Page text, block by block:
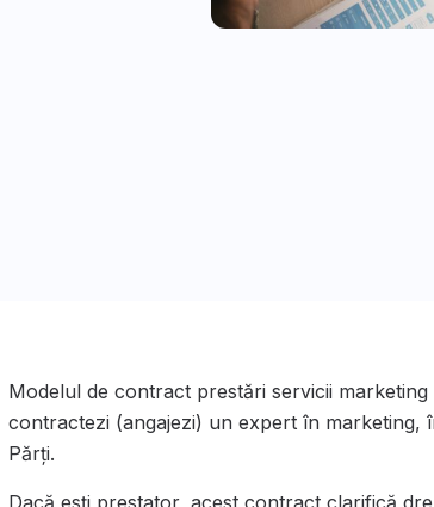
Modelul de contract prestări servicii
contractezi (angajezi) un expert în
Părți.
Dacă esți prestator, acest contract clarifică